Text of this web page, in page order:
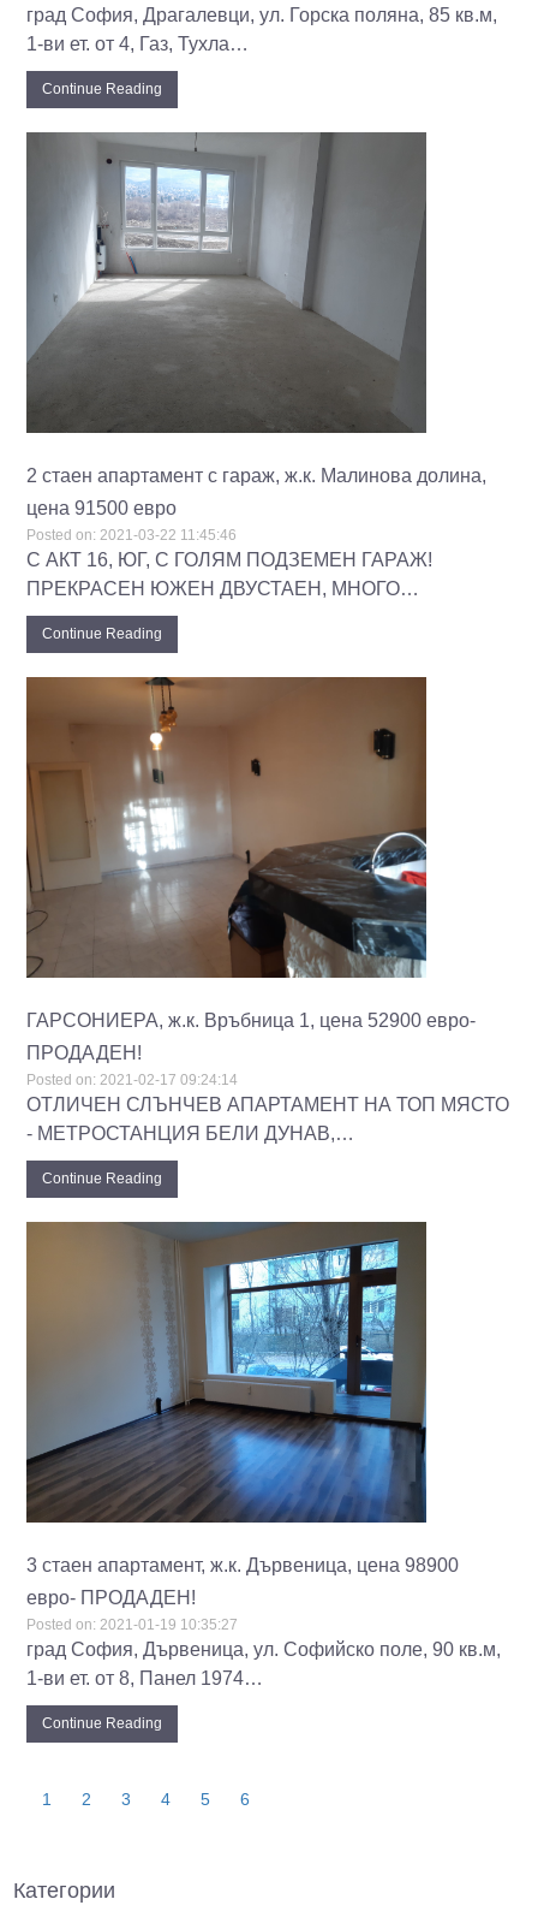
град София, Драгалевци, ул. Горска поляна, 85 кв.м,
1-ви ет. от 4, Газ, Тухла…
Continue Reading
2 стаен апартамент с гараж, ж.к. Малинова долина,
цена 91500 евро
Posted on: 2021-03-22 11:45:46
С АКТ 16, ЮГ, С ГОЛЯМ ПОДЗЕМЕН ГАРАЖ!
ПРЕКРАСЕН ЮЖЕН ДВУСТАЕН, МНОГО…
Continue Reading
ГАРСОНИЕРА, ж.к. Връбница 1, цена 52900 евро-
ПРОДАДЕН!
Posted on: 2021-02-17 09:24:14
ОТЛИЧЕН СЛЪНЧЕВ АПАРТАМЕНТ НА ТОП МЯСТО
- МЕТРОСТАНЦИЯ БЕЛИ ДУНАВ,…
Continue Reading
3 стаен апартамент, ж.к. Дървеница, цена 98900
евро- ПРОДАДЕН!
Posted on: 2021-01-19 10:35:27
град София, Дървеница, ул. Софийско поле, 90 кв.м,
1-ви ет. от 8, Панел 1974…
Continue Reading
1 2 3 4 5 6
Категории